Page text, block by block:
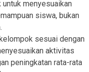
menyesuaikan
siswa, bukan
sesuai dengan
aktivitas
peningkatan rata-rata